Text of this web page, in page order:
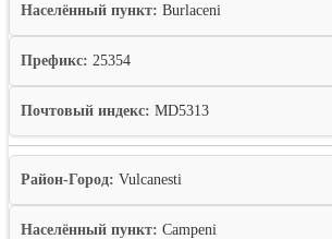
Населённый пункт: Burlaceni
Префикс: 25354
Почтовый индекс: MD5313
Район-Город: Vulcanesti
Населённый пункт: Campeni